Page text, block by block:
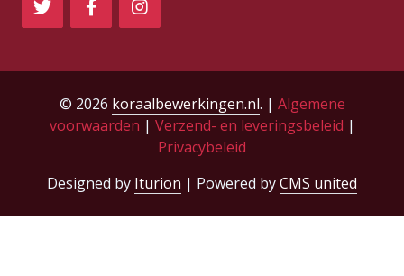
© 2026 koraalbewerkingen.nl. | Algemene
voorwaarden | Verzend- en leveringsbeleid |
Privacybeleid
Designed by Iturion | Powered byCMS united